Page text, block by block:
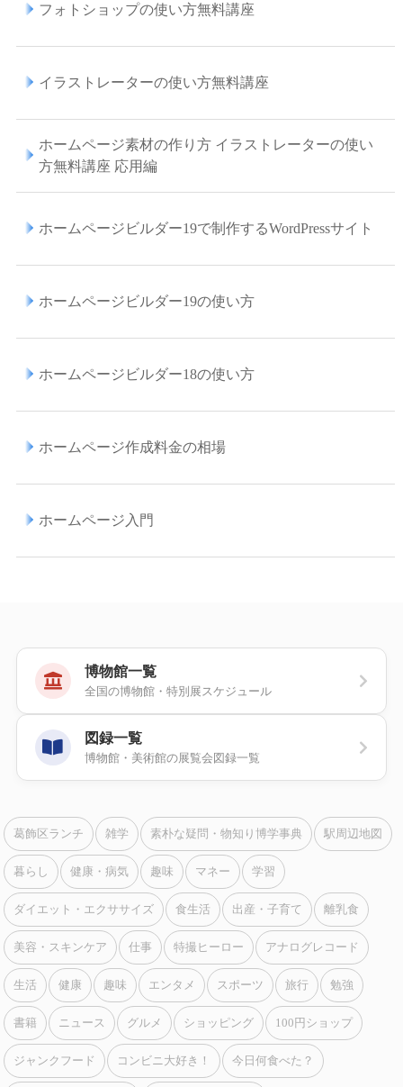
フォトショップの使い方無料講座
イラストレーターの使い方無料講座
ホームページ素材の作り方 イラストレーターの使い
方無料講座 応用編
ホームページビルダー19で制作するWordPressサイト
ホームページビルダー19の使い方
ホームページビルダー18の使い方
ホームページ作成料金の相場
ホームページ入門
博物館一覧
全国の博物館・特別展スケジュール
図録一覧
博物館・美術館の展覧会図録一覧
葛飾区ランチ 雑学 素朴な疑問・物知り博学事典 駅周辺地図
暮らし 健康・病気 趣味 マネー 学習
ダイエット・エクササイズ 食生活 出産・子育て 離乳食
美容・スキンケア 仕事 特撮ヒーロー アナログレコード
生活 健康 趣味 エンタメ スポーツ 旅行 勉強
書籍 ニュース グルメ ショッピング 100円ショップ
ジャンクフード コンビニ大好き！ 今日何食べた？